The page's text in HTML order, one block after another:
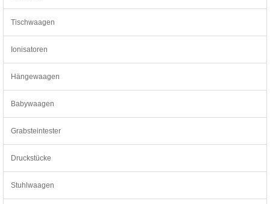
Tischwaagen
Ionisatoren
Hängewaagen
Babywaagen
Grabsteintester
Druckstücke
Stuhlwaagen